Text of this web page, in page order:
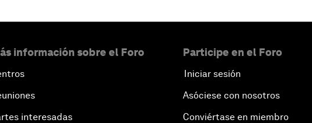
información sobre el Foro
interesadas
Participe en el Foro
Iniciar sesión
Asóciese con nosotros
Conviértase en miembro